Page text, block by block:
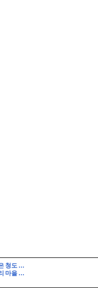
경북 소도시 여행, 여름 가족 나들이로 좋은 청도 운문사
아는 사람만 아는 경북 소도시, 봉화 거촌리 마을 탐방